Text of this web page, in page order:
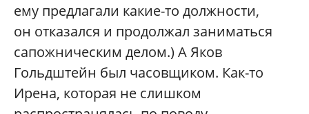
ему предлагали какие-то должности,
он отказался и продолжал заниматься
сапожническим делом.) А Яков
Гольдштейн был часовщиком. Как-то
Ирена, которая не слишком